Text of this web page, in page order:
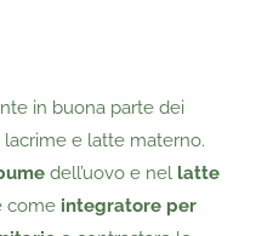
in buona parte dei
e latte materno.
dell’uovo e nel latte
come integratore per